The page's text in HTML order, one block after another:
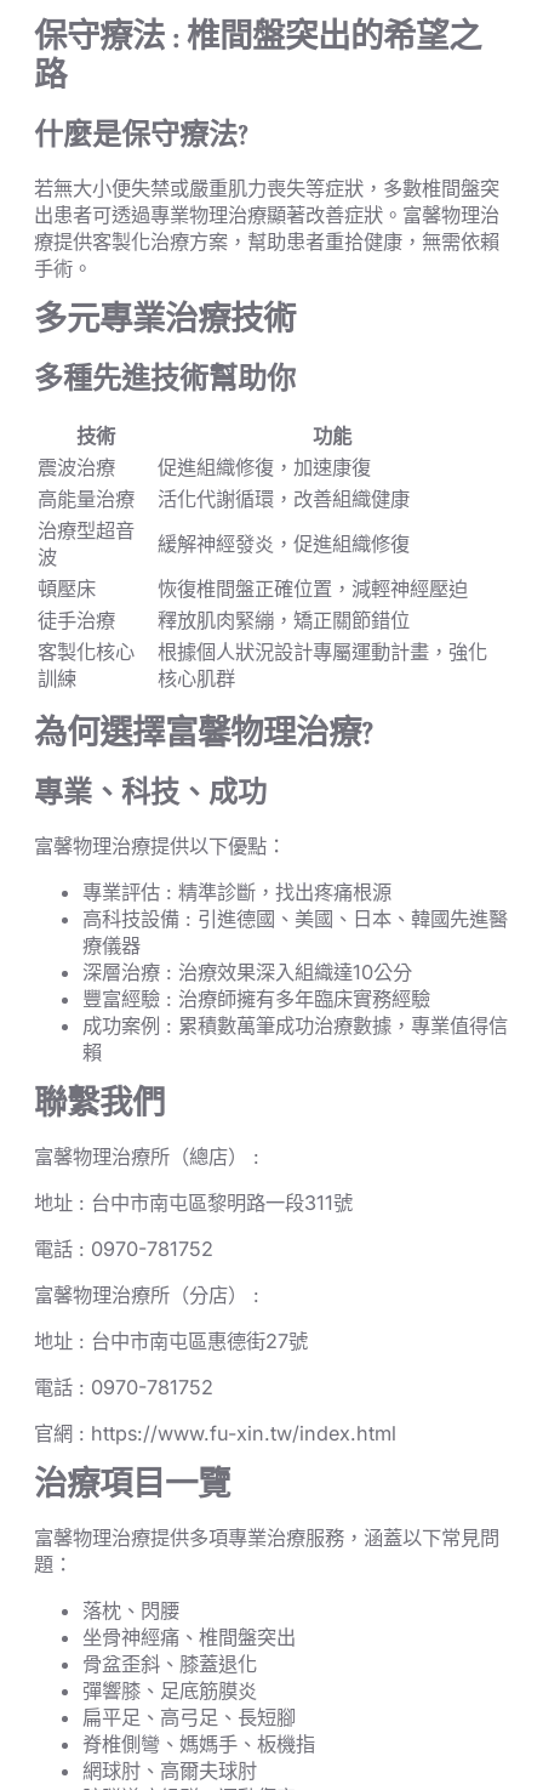
保守療法 : 椎間盤突出的希望之
路
什麼是保守療法?
若無大小便失禁或嚴重肌力喪失等症狀，多數椎間盤突
出患者可透過專業物理治療顯著改善症狀。富馨物理治
療提供客製化治療方案，幫助患者重拾健康，無需依賴
手術。
多元專業治療技術
多種先進技術幫助你
技術
功能
震波治療
促進組織修復，加速康復
高能量治療
活化代謝循環，改善組織健康
治療型超音
波
緩解神經發炎，促進組織修復
頓壓床
恢復椎間盤正確位置，減輕神經壓迫
徒手治療
釋放肌肉緊繃，矯正關節錯位
客製化核心
訓練
根據個人狀況設計專屬運動計畫，強化
核心肌群
為何選擇富馨物理治療?
專業、科技、成功
富馨物理治療提供以下優點：
專業評估 : 精準診斷，找出疼痛根源
高科技設備 : 引進德國、美國、日本、韓國先進醫
療儀器
深層治療 : 治療效果深入組織達10公分
豐富經驗 : 治療師擁有多年臨床實務經驗
成功案例 : 累積數萬筆成功治療數據，專業值得信
賴
聯繫我們
富馨物理治療所（總店） :
地址 : 台中市南屯區黎明路一段311號
電話 : 0970-781752
富馨物理治療所（分店） :
地址 : 台中市南屯區惠德街27號
電話 : 0970-781752
官網 : https://www.fu-xin.tw/index.html
治療項目一覽
富馨物理治療提供多項專業治療服務，涵蓋以下常見問
題：
落枕、閃腰
坐骨神經痛、椎間盤突出
骨盆歪斜、膝蓋退化
彈響膝、足底筋膜炎
扁平足、高弓足、長短腳
脊椎側彎、媽媽手、板機指
網球肘、高爾夫球肘